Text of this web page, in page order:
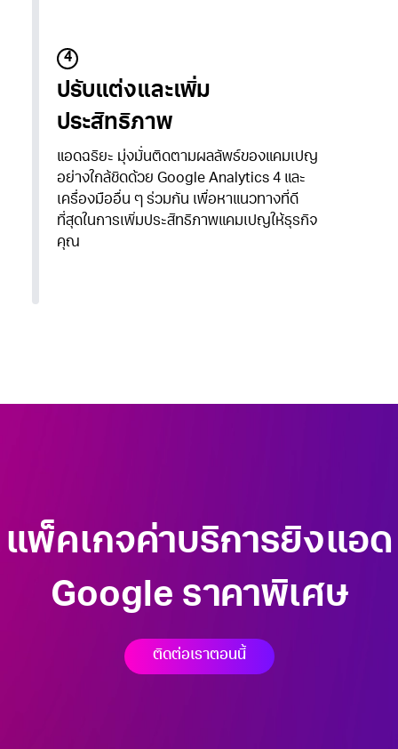
4
ปรับแต่งและเพิ่ม
ประสิทธิภาพ
แอดฉริยะ มุ่งมั่นติดตามผลลัพธ์ของแคมเปญ
อย่างใกล้ชิดด้วย Google Analytics 4 และ
เครื่องมืออื่น ๆ ร่วมกัน เพื่อหาแนวทางที่ดี
ที่สุดในการเพิ่มประสิทธิภาพแคมเปญให้ธุรกิจ
คุณ
แพ็คเกจค่าบริการยิงแอด
Google ราคาพิเศษ
ติดต่อเราตอนนี้